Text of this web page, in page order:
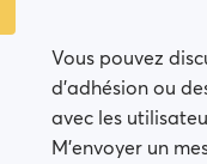
Vous pouvez
d'adhésion ou
avec les
M'envoyer un